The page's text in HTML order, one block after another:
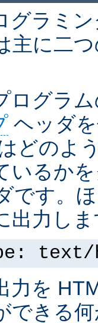
グラミ
主に二
ログラ
ヘッダ
どのよ
いるか
です。
出力し
text/
力を
できる